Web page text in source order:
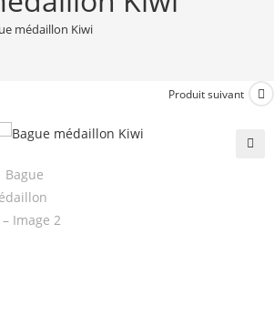
médaillon Kiwi
Produit suivant